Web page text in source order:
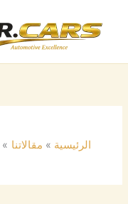
المحتوى
الرئيسية مقالاتنا